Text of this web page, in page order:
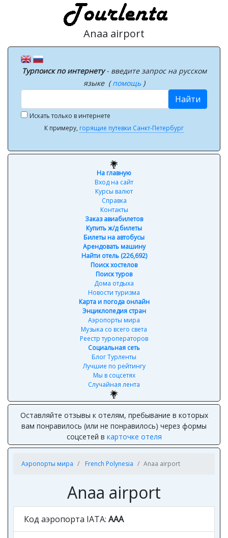
Anaa airport
Турпоиск по интернету- введите запрос на русском
языке (помощь )
Найти
Искать только в интернете
К примеру, горящие путевки Санкт-Петербург
На главную
Вход на сайт
Курсы валют
Справка
Контакты
Заказ авиабилетов
Купить ж/д билеты
Билеты на автобусы
Арендовать машину
Найти отель (226,692)
Поиск хостелов
Поиск туров
Дома отдыха
Новости туризма
Карта и погода онлайн
Энциклопедия стран
Аэропорты мира
Музыка со всего света
Реестр туроператоров
Социальная сеть
Блог Турленты
Лучшие по рейтингу
Мы в соцсетях
Случайная лента
Оставляйте отзывы к отелям, пребывание в которых
вам понравилось (или не понравилось) через формы
соцсетей в карточке отеля
Аэропорты мира French Polynesia Anaa airport
Anaa airport
Код аэропорта IATA: AAA